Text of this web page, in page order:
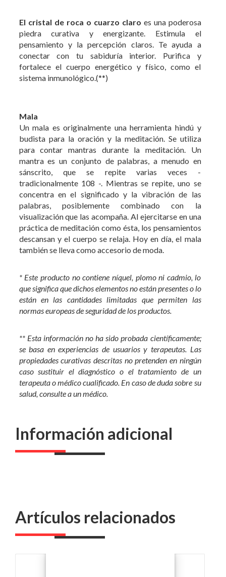
El cristal de roca o cuarzo claro es una poderosa
piedra curativa y energizante. Estimula el
pensamiento y la percepción claros. Te ayuda a
conectar con tu sabiduría interior. Purifica y
fortalece el cuerpo energético y físico, como el
sistema inmunológico.(**)
Mala
Un mala es originalmente una herramienta hindú y
budista para la oración y la meditación. Se utiliza
para contar mantras durante la meditación. Un
mantra es un conjunto de palabras, a menudo en
sánscrito, que se repite varias veces -
tradicionalmente 108 -. Mientras se repite, uno se
concentra en el significado y la vibración de las
palabras, posiblemente combinado con la
visualización que las acompaña. Al ejercitarse en una
práctica de meditación como ésta, los pensamientos
descansan y el cuerpo se relaja. Hoy en día, el mala
también se lleva como accesorio de moda.
* Este producto no contiene níquel, plomo ni cadmio, lo
que significa que dichos elementos no están presentes o lo
están en las cantidades limitadas que permiten las
normas europeas de seguridad de los productos.
** Esta información no ha sido probada científicamente;
se basa en experiencias de usuarios y terapeutas. Las
propiedades curativas descritas no pretenden en ningún
caso sustituir el diagnóstico o el tratamiento de un
terapeuta o médico cualificado. En caso de duda sobre su
salud, consulte a un médico.
Información adicional
Artículos relacionados